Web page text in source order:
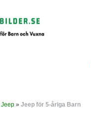
Jeep » Jeep för 5-åriga Barn